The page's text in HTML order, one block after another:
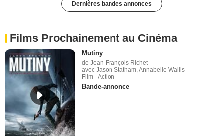
Dernières bandes annonces
Films Prochainement au Cinéma
Mutiny
de Jean-François Richet
avec Jason Statham, Annabelle Wallis
Film - Action
Bande-annonce